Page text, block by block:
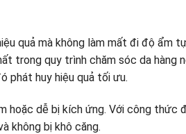
quả mà không làm mất đi độ ẩm
trong quy trình chăm sóc da hàng
phát huy hiệu quả tối ưu.
hoặc dễ bị kích ứng. Với công
không bị khô căng.